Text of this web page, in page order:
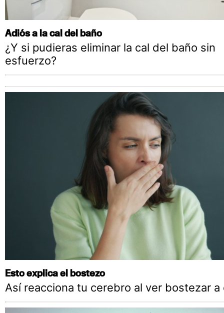
Adiós a la cal del baño
¿Y si pudieras eliminar la cal del baño sin
esfuerzo?
Esto explica el bostezo
Así reacciona tu cerebro al ver bostezar a